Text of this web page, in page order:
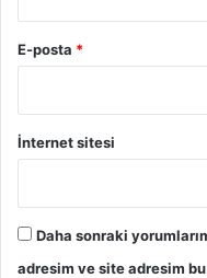
E-posta *
İnternet sitesi
Daha sonraki
adresim ve site adresim